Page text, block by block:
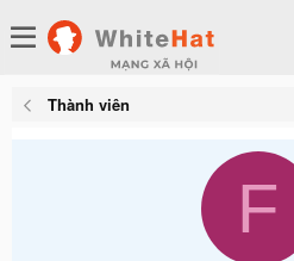
Thành viên
F